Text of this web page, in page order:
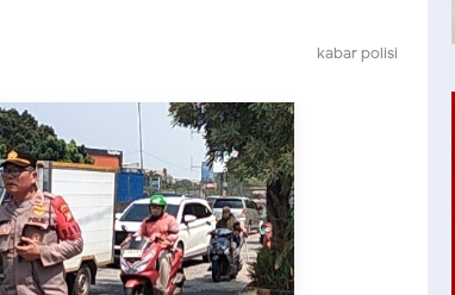
kabar polisi